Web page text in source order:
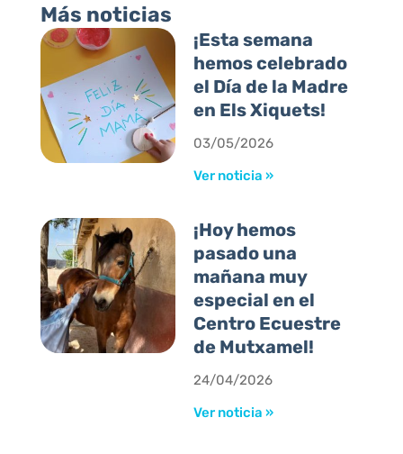
Más noticias
¡Esta semana
hemos celebrado
el Día de la Madre
en Els Xiquets!
03/05/2026
Ver noticia »
¡Hoy hemos
pasado una
mañana muy
especial en el
Centro Ecuestre
de Mutxamel!
24/04/2026
Ver noticia »